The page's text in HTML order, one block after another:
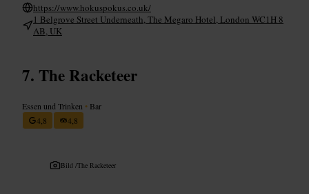
https://www.hokuspokus.co.uk/
1 Belgrove Street Underneath, The Megaro Hotel, London WC1H 8
AB, UK
The Racketeer
Essen und Trinken • Bar
4,8
4,8
Bild /The Racketeer